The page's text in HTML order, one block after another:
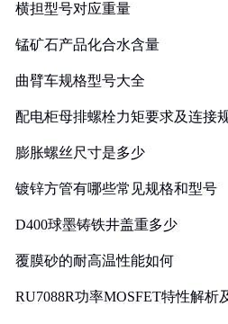
横担型号对应重量
锰矿石产品化合水含量
曲臂车规格型号大全
配电柜母排螺栓力矩要求及连接
膨胀螺丝尺寸是多少
镀锌方管有哪些常见规格和型号
D400球墨铸铁井盖重多少
覆膜砂的耐高温性能如何
RU7088R功率MOSFET特性解析